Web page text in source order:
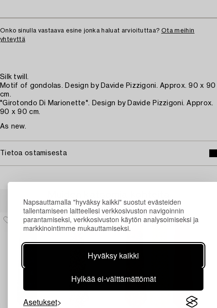
Napsauttamalla "hyväksy kaikki" suostut evästeiden
tallentamiseen laitteellesi verkkosivuston navigoinnin
parantamiseksi, verkkosivuston käytön analysoimiseksi ja
markkinointimme mukauttamiseksi.
Hyväksy kaikki
Hylkää ei-välttämättömät
Asetukset
Onko sinulla vastaava esine jonka haluat arvioituttaa? Ota meihin
yhteyttä
Silk twill.
Motif of gondolas. Design by Davide Pizzigoni. Approx. 90 x 90
cm.
"Girotondo Di Marionette". Design by Davide Pizzigoni. Approx.
90 x 90 cm.
As new.
Tietoa ostamisesta